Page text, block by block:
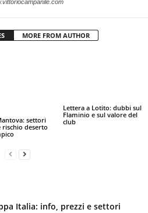
MORE FROM AUTHOR
settori
rischio deserto
Lettera a Lotito: dubbi sul
Flaminio e sul valore del
club
Italia: info, prezzi e settori